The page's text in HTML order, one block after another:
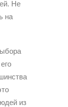
Не
на
из